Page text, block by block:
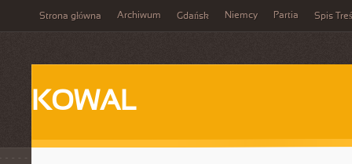
Strona główna Archiwum Gdańsk Niemcy Partia Spis
KOWAL